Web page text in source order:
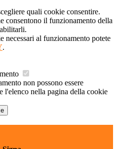
quali cookie consentire.
consentono il funzionamento della
necessari al funzionamento potete
.
non possono essere
l'elenco nella pagina della cookie